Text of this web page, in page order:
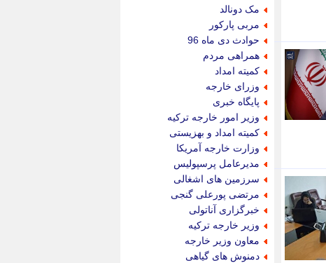
مک دونالد
مربی پارکور
حوادث دی ماه 96
همراهی مردم
کمیته امداد
وزرای خارجه
پایگاه خبری
وزیر امور خارجه ترکیه
کمیته امداد و بهزیستی
وزارت خارجه آمریکا
مدیرعامل پرسپولیس
سرزمین های اشغالی
مرتضی پورعلی گنجی
خبرگزاری آناتولی
وزیر خارجه ترکیه
معاون وزیر خارجه
دمنوش های گیاهی